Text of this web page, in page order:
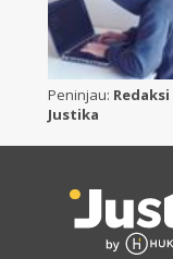
Peninjau: Redaksi
Justika